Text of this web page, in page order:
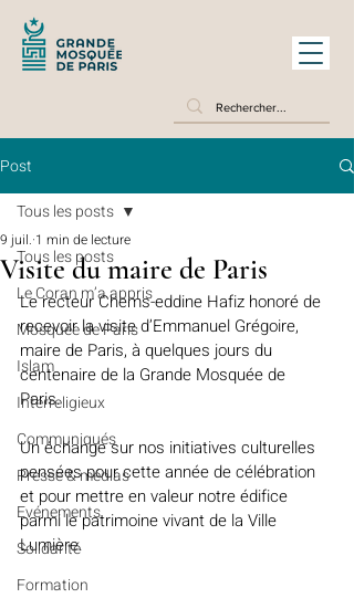
Post
Tous les posts
Le Coran m’a appris
Mosquée de Paris
Islam
Interreligieux
Communiqués
Presse & médias
Evénements
Solidarité
Formation
Tous les posts
Visite du maire de Paris
9 juil. 1 min de lecture
Le recteur Chems-eddine Hafiz honoré de
recevoir la visite d’Emmanuel Grégoire,
maire de Paris, à quelques jours du
centenaire de la Grande Mosquée de
Paris.
Un échange sur nos initiatives culturelles
pensées pour cette année de célébration
et pour mettre en valeur notre édifice
parmi le patrimoine vivant de la Ville
Lumière.